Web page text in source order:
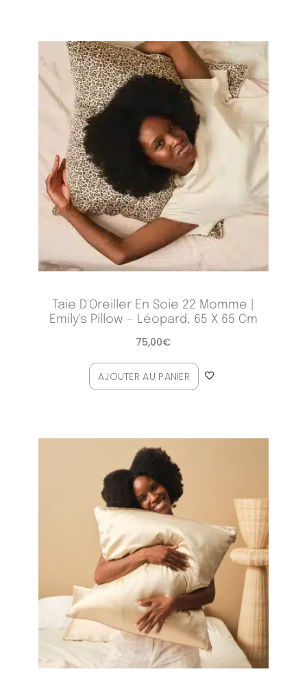
Taie D'Oreiller En Soie 22 Momme |
Emily's Pillow – Léopard, 65 X 65 Cm
75,00€
AJOUTER AU PANIER